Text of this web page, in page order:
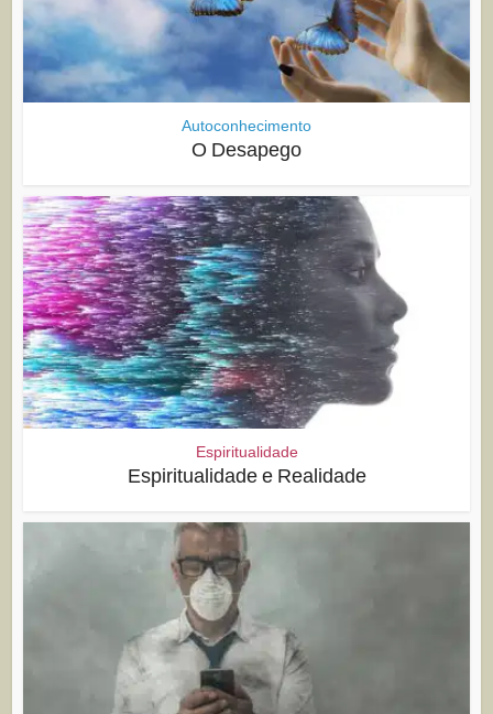
Autoconhecimento
O Desapego
Espiritualidade
Espiritualidade e Realidade